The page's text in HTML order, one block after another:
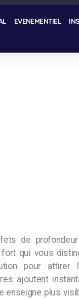
EVENEMENTIEL
de
qui vous
pour attirer
ajoutent
enseigne plus